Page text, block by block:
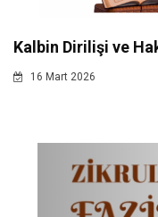
Kalbin Dirilişi ve
16 Mart 2026